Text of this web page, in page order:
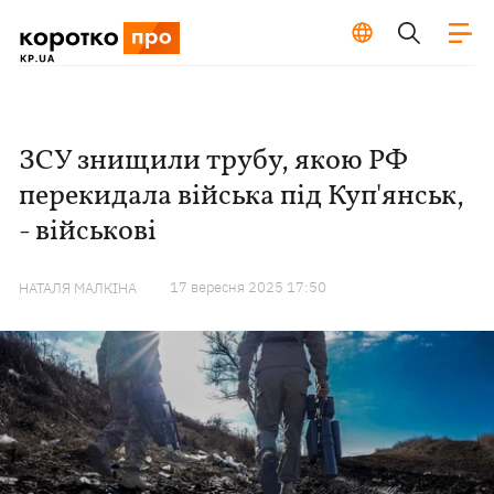
ЗСУ знищили трубу, якою РФ
перекидала війська під Куп'янськ,
- військові
НАТАЛЯ МАЛКІНА 17 вересня 2025 17:50